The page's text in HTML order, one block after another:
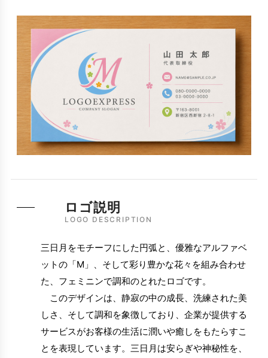
ロゴ説明
LOGO DESCRIPTION
三日月をモチーフにした円弧と、優雅なアルファベ
ットの「M」、そして彩り豊かな花々を組み合わせ
た、フェミニンで調和のとれたロゴです。
このデザインは、静寂の中の成長、洗練された美
しさ、そして調和を象徴しており、企業が提供する
サービスがお客様の生活に潤いや癒しをもたらすこ
とを表現しています。三日月は安らぎや神秘性を、